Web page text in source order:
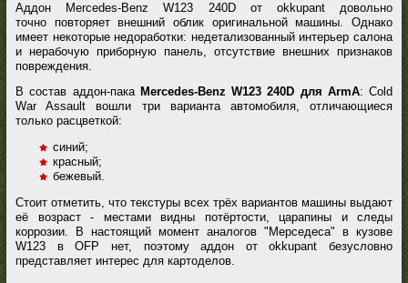
Аддон Mercedes-Benz W123 240D от okkupant довольно
точно повторяет внешний облик оригинальной машины. Однако
имеет некоторые недоработки: недетализованный интерьер салона
и нерабочую приборную панель, отсутствие внешних признаков
повреждения.
В состав аддон-пакаMercedes-Benz W123 240D для ArmA: Cold
War Assault вошли три варианта автомобиля, отличающиеся
только расцветкой:
синий;
красный;
бежевый.
Стоит отметить, что текстуры всех трёх вариантов машины выдают
её возраст - местами видны потёртости, царапины и следы
коррозии. В настоящий момент аналогов "Мерседеса" в кузове
W123 в OFP нет, поэтому аддон от okkupant безусловно
представляет интерес для картоделов.